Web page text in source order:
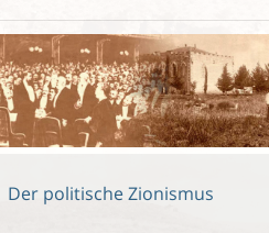
Der politische Zionismus